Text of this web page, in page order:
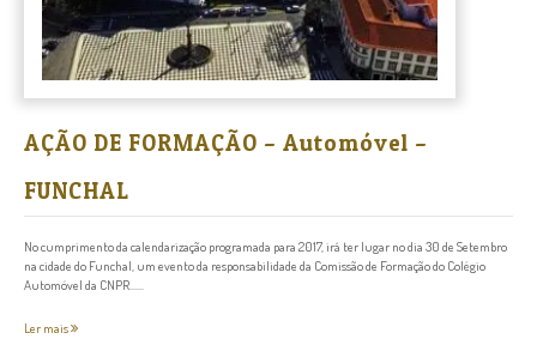
AÇÃO DE FORMAÇÃO – Automóvel –
FUNCHAL
No cumprimento da calendarização programada para 2017, irá ter lugar no dia 30 de Setembro
na cidade do Funchal, um evento da responsabilidade da Comissão de Formação do Colégio
Automóvel da CNPR......
Ler mais